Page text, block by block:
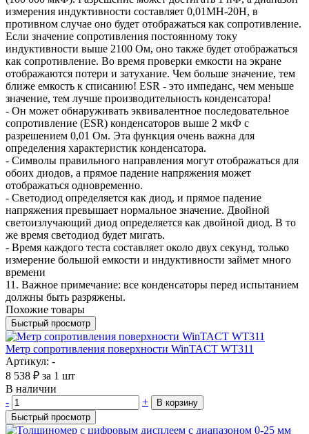
измерения индуктивности составляет 0,01MH-20H, в
противном случае оно будет отображаться как сопротивление.
Если значение сопротивления постоянному току
индуктивности выше 2100 Ом, оно также будет отображаться
как сопротивление. Во время проверки емкости на экране
отображаются потери и затухание. Чем больше значение, тем
ближе емкость к списанию! ESR - это импеданс, чем меньше
значение, тем лучше производительность конденсатора!
- Он может обнаруживать эквивалентное последовательное
сопротивление (ESR) конденсаторов выше 2 мкФ с
разрешением 0,01 Ом. Эта функция очень важна для
определения характеристик конденсатора.
- Символы правильного направления могут отображаться для
обоих диодов, а прямое падение напряжения может
отображаться одновременно.
- Светодиод определяется как диод, и прямое падение
напряжения превышает нормальное значение. Двойной
светоизлучающий диод определяется как двойной диод. В то
же время светодиод будет мигать.
- Время каждого теста составляет около двух секунд, только
измерение большой емкости и индуктивности займет много
времени
11. Важное примечание: все конденсаторы перед испытанием
должны быть разряжены.
Похожие товары
Быстрый просмотр
Метр сопротивления поверхности WinTACT WT311
Артикул: -
8 538 ₽ за 1 шт
В наличии
-
+
В корзину
Быстрый просмотр